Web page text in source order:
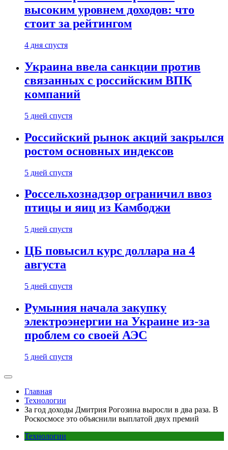
высоким уровнем доходов: что
стоит за рейтингом
4 дня спустя
Украина ввела санкции против
связанных с российским ВПК
компаний
5 дней спустя
Российский рынок акций закрылся
ростом основных индексов
5 дней спустя
Россельхознадзор ограничил ввоз
птицы и яиц из Камбоджи
5 дней спустя
ЦБ повысил курс доллара на 4
августа
5 дней спустя
Румыния начала закупку
электроэнергии на Украине из-за
проблем со своей АЭС
5 дней спустя
Главная
Технологии
За год доходы Дмитрия Рогозина выросли в два раза. В
Роскосмосе это объяснили выплатой двух премий
Технологии